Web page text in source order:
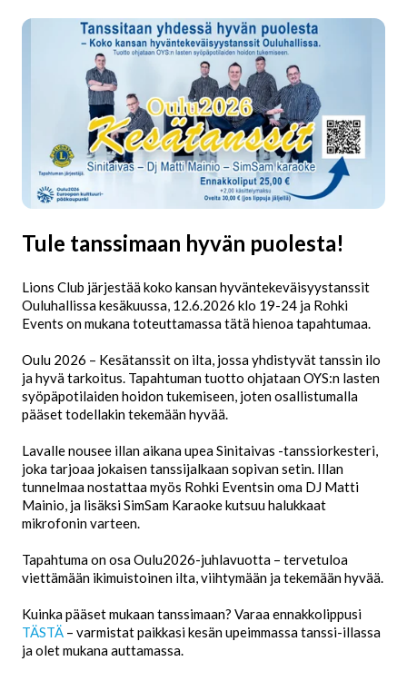
Tule tanssimaan hyvän puolesta!
Lions Club järjestää koko kansan hyväntekeväisyystanssit
Ouluhallissa kesäkuussa, 12.6.2026 klo 19-24 ja Rohki
Events on mukana toteuttamassa tätä hienoa tapahtumaa.
Oulu 2026 – Kesätanssit on ilta, jossa yhdistyvät tanssin ilo
ja hyvä tarkoitus. Tapahtuman tuotto ohjataan OYS:n lasten
syöpäpotilaiden hoidon tukemiseen, joten osallistumalla
pääset todellakin tekemään hyvää.
Lavalle nousee illan aikana upea Sinitaivas -tanssiorkesteri,
joka tarjoaa jokaisen tanssijalkaan sopivan setin. Illan
tunnelmaa nostattaa myös Rohki Eventsin oma DJ Matti
Mainio, ja lisäksi SimSam Karaoke kutsuu halukkaat
mikrofonin varteen.
Tapahtuma on osa Oulu2026-juhlavuotta – tervetuloa
viettämään ikimuistoinen ilta, viihtymään ja tekemään hyvää.
Kuinka pääset mukaan tanssimaan? Varaa ennakkolippusi
TÄSTÄ – varmistat paikkasi kesän upeimmassa tanssi-illassa
ja olet mukana auttamassa.